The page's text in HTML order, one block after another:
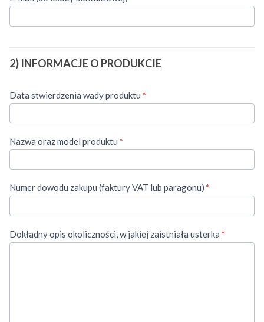
2) INFORMACJE O PRODUKCIE
Data stwierdzenia wady produktu *
Nazwa oraz model produktu *
Numer dowodu zakupu (faktury VAT lub paragonu) *
Dokładny opis okoliczności, w jakiej zaistniała usterka *